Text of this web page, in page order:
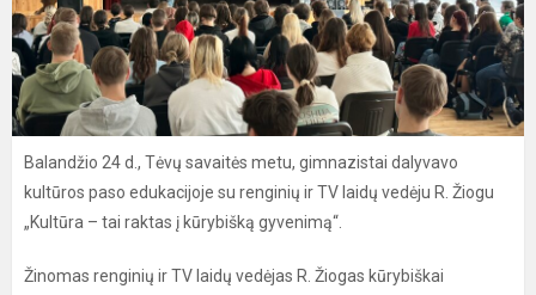
Balandžio 24 d., Tėvų savaitės metu, gimnazistai dalyvavo
kultūros paso edukacijoje su renginių ir TV laidų vedėju R. Žiogu
„Kultūra – tai raktas į kūrybišką gyvenimą“.
Žinomas renginių ir TV laidų vedėjas R. Žiogas kūrybiškai